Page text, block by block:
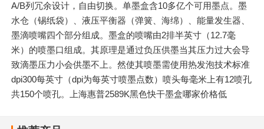
A/B列冗余设计，自由切换。单墨盒含10多亿个可用墨点。墨
水仓（锡纸袋）、液压平衡器（弹簧、海绵）、能量发生器、
墨滴喷嘴四个部分组成。墨盒的喷嘴由2排半英寸（12.7毫
米）的喷墨口组成。其原理是通过负压供墨当其压力过大会导
致滴墨压力小会供墨不上。然使其喷墨需使用热发泡技术标准
dpi300每英寸（dpi为每英寸喷墨点数）喷头每毫米上有12喷孔
共150个喷孔。上海惠普2589K黑色快干墨盒哪家价格低